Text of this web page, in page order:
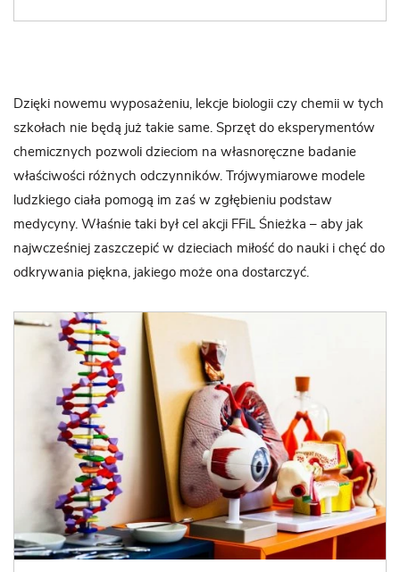
Dzięki nowemu wyposażeniu, lekcje biologii czy chemii w tych
szkołach nie będą już takie same. Sprzęt do eksperymentów
chemicznych pozwoli dzieciom na własnoręczne badanie
właściwości różnych odczynników. Trójwymiarowe modele
ludzkiego ciała pomogą im zaś w zgłębieniu podstaw
medycyny. Właśnie taki był cel akcji FFiL Śnieżka – aby jak
najwcześniej zaszczepić w dzieciach miłość do nauki i chęć do
odkrywania piękna, jakiego może ona dostarczyć.